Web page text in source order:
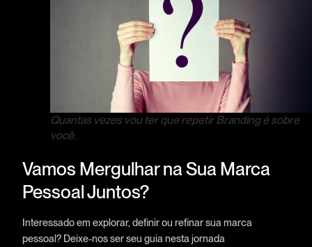
Quantas vezes vou ter que repetir Branding é sobre
você.
Vamos Mergulhar na Sua Marca
Pessoal Juntos?
Interessado em explorar, definir ou refinar sua marca
pessoal? Deixe-nos ser seu guia nesta jornada